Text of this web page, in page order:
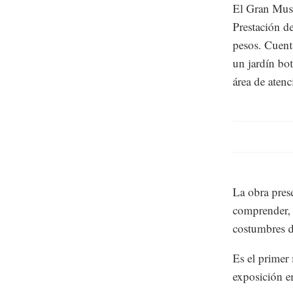
El Gran
Prestación
pesos.
un jardín
área de
La obra
costumbres
Es el primer
exposición